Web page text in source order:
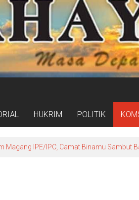
HUKRIM POLITIK
Magang IPE/IPC, Camat Binamu Sambut